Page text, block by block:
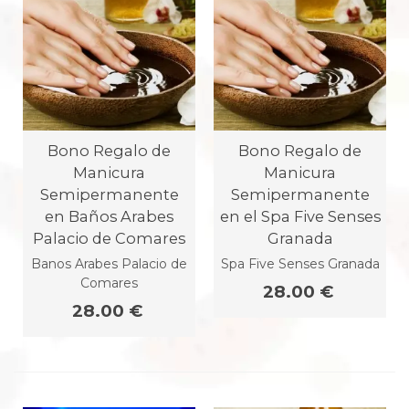
Bono Regalo de
Manicura
Semipermanente
en Baños Arabes
Palacio de Comares
Banos Arabes Palacio de
Comares
28.00 €
Bono Regalo de
Manicura
Semipermanente
en el Spa Five Senses
Granada
Spa Five Senses Granada
28.00 €